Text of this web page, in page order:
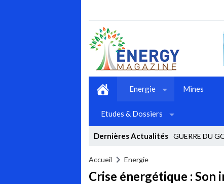
Energie Mines
Etudes & Dossiers
Dernières Actualités GUERRE DU
Previous
Accueil Energie
Crise énergétique : Son